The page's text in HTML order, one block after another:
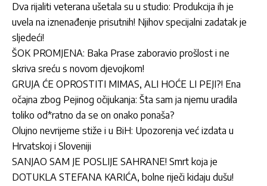
Dva rijaliti veterana ušetala su u studio: Produkcija ih je
uvela na iznenađenje prisutnih! Njihov specijalni zadatak je
sljedeći!
ŠOK PROMJENA: Baka Prase zaboravio prošlost i ne
skriva sreću s novom djevojkom!
GRUJA ĆE OPROSTITI MIMAS, ALI HOĆE LI PEJI?! Ena
očajna zbog Pejinog očijukanja: Šta sam ja njemu uradila
toliko od*ratno da se on onako ponaša?
Olujno nevrijeme stiže i u BiH: Upozorenja već izdata u
Hrvatskoj i Sloveniji
SANJAO SAM JE POSLIJE SAHRANE! Smrt koja je
DOTUKLA STEFANA KARIĆA, bolne riječi kidaju dušu!